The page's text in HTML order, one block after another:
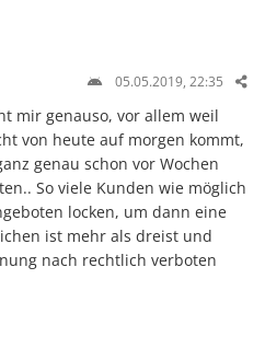
05.05.2019, 22:35
mir genauso, vor allem weil
von heute auf morgen kommt,
genau schon vor Wochen
So viele Kunden wie möglich
locken, um dann eine
ist mehr als dreist und
nach rechtlich verboten